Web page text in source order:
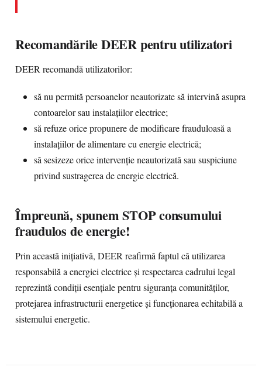
Recomandările DEER pentru utilizatori
DEER recomandă utilizatorilor:
să nu permită persoanelor neautorizate să intervină asupra
contoarelor sau instalațiilor electrice;
să refuze orice propunere de modificare frauduloasă a
instalațiilor de alimentare cu energie electrică;
să sesizeze orice intervenție neautorizată sau suspiciune
privind sustragerea de energie electrică.
Împreună, spunem STOP consumului
fraudulos de energie!
Prin această inițiativă, DEER reafirmă faptul că utilizarea
responsabilă a energiei electrice și respectarea cadrului legal
reprezintă condiții esențiale pentru siguranța comunităților,
protejarea infrastructurii energetice și funcționarea echitabilă a
sistemului energetic.